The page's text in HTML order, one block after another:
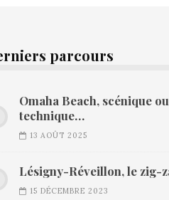
parcours
Omaha Beach, scénique ou
technique…
13 AOÛT 2025
Lésigny-Réveillon, le zig-
15 DÉCEMBRE 2023